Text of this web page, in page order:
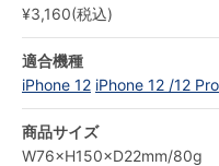
¥3,160(税込)
適合機種
iPhone 12 iPhone 12 /12 Pro
商品サイズ
W76×H150×D22mm/80g